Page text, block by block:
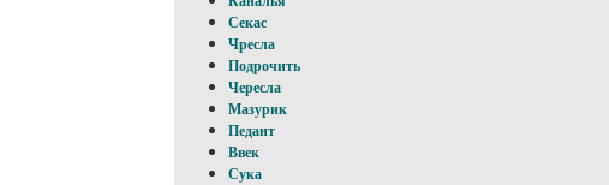
Секас
Чресла
Подрочить
Чересла
Мазурик
Педант
Ввек
Сука